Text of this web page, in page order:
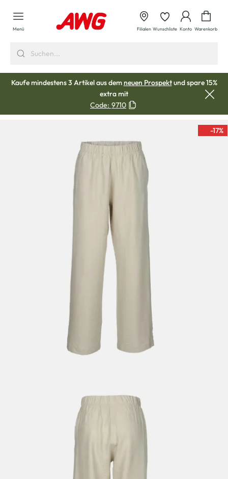
springen
Menü Filialen Wunschliste Konto Warenkorb
Kaufe mindestens 3 Artikel aus demneuen Prospektund spare 15%
extra mit
Code: 9710
-17%